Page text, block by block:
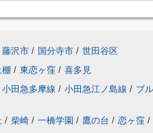
藤沢市 / 国分寺市 / 世田谷区
/ 東恋ヶ窪 / 喜多見
小田急多摩線 / 小田急江ノ島線 / ブ
/ 柴崎 / 一橋学園 / 鷹の台 / 恋ヶ窪 /